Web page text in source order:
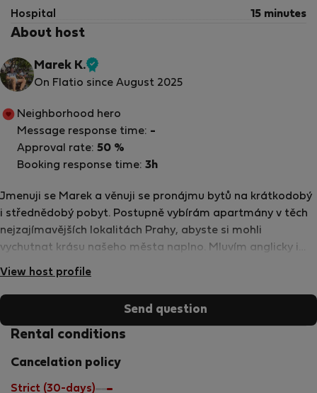
Hospital 15 minutes
About host
Marek K.
Verified
On Flatio since August 2025
Jmenuji se Marek a věnuji se pronájmu bytů na krátkodobý
i střednědobý pobyt. Postupně vybírám apartmány v těch
nejzajímavějších lokalitách Prahy, abyste si mohli
vychutnat krásu našeho města naplno. Mluvím anglicky i
španělsky a vždy se snažím, aby byl Váš pobyt maximálně
útulnou atmosféru a zajímavý interiér, který zpříjemní Váš
čas v Praze. Budu rád, když si svůj pobyt užijete právě u nás
– těším se na Vás!
View host profile
Neighborhood hero
Message response time: -
Approval rate: 50 %
Booking response time: 3h
Send question
Rental conditions
Cancelation policy
Strict (30-days)